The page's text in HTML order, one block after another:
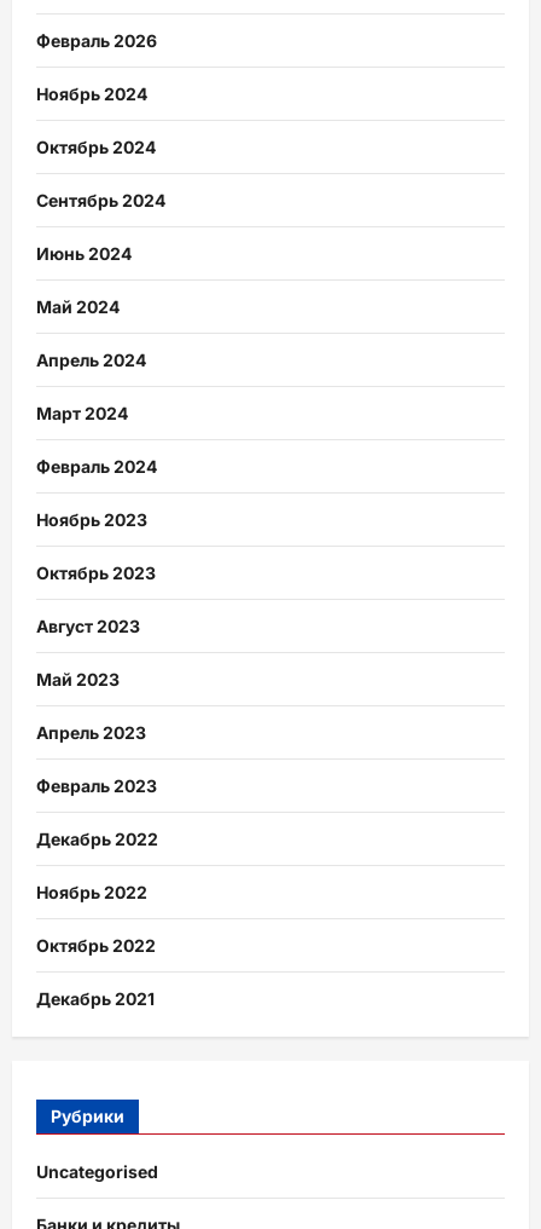
Февраль 2026
Ноябрь 2024
Октябрь 2024
Сентябрь 2024
Июнь 2024
Май 2024
Апрель 2024
Март 2024
Февраль 2024
Ноябрь 2023
Октябрь 2023
Август 2023
Май 2023
Апрель 2023
Февраль 2023
Декабрь 2022
Ноябрь 2022
Октябрь 2022
Декабрь 2021
Рубрики
Uncategorised
Банки и кредиты